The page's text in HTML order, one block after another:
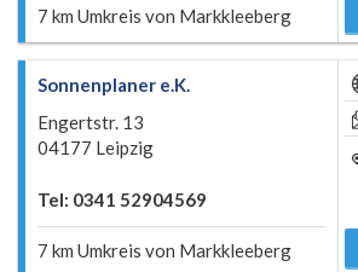
7 km Umkreis von Markkleeberg
Sonnenplaner e.K.
Engertstr. 13
04177 Leipzig
Tel: 0341 52904569
7 km Umkreis von Markkleeberg